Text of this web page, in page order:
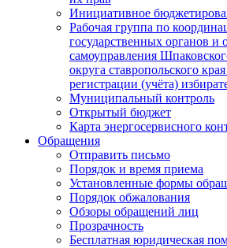
Инициативное
Рабочая группа по
государственных органов и
самоуправления
округа ставропольского
регистрации (учёта)
Муниципальный контроль
Открытый бюджет
Карта энергосервисного
Обращения
Отправить письмо
Порядок и время приема
Установленные формы
Порядок обжалования
Обзоры обращений лиц
Прозрачность
Бесплатная юридическая